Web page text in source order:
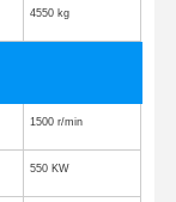
4550 kg
1500 r/min
550 KW